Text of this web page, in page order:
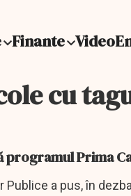
Finante Video
cu
programul Prima
Publice a pus, în